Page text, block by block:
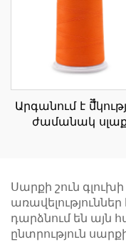
Արգանում է մืื
ժամանակ
Սարքի շուն
դարձնում են այն
ընտրություն